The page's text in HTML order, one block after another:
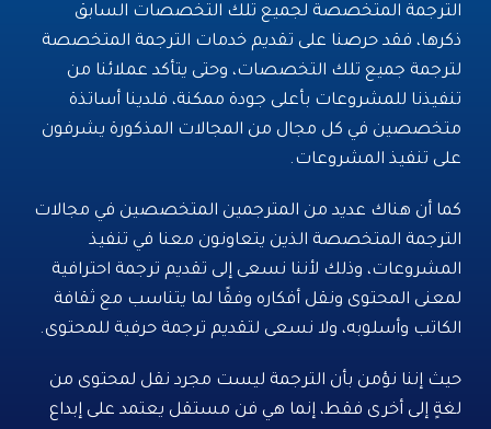
الترجمة المتخصصة لجميع تلك التخصصات السابق
ذكرها، فقد حرصنا على تقديم خدمات الترجمة المتخصصة
لترجمة جميع تلك التخصصات، وحتى يتأكد عملائنا من
تنفيذنا للمشروعات بأعلى جودة ممكنة، فلدينا أساتذة
متخصصين في كل مجال من المجالات المذكورة يشرفون
على تنفيذ المشروعات.
كما أن هناك عديد من المترجمين المتخصصين في مجالات
الترجمة المتخصصة الذين يتعاونون معنا في تنفيذ
المشروعات، وذلك لأننا نسعى إلى تقديم ترجمة احترافية
لمعنى المحتوى ونقل أفكاره وفقًا لما يتناسب مع ثقافة
الكاتب وأسلوبه، ولا نسعى لتقديم ترجمة حرفية للمحتوى.
حيث إننا نؤمن بأن الترجمة ليست مجرد نقل لمحتوى من
لغةٍ إلى أخرى فقط، إنما هي فن مستقل يعتمد على إبداع